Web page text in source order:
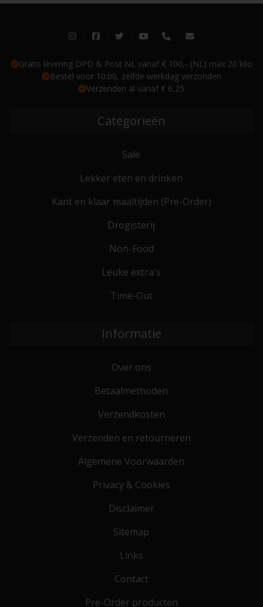
Gratis levering DPD & Post NL vanaf € 100,- (NL) max 20 kilo
Bestel voor 10:00, zelfde werkdag verzonden
Verzenden al vanaf € 6,25
Categorieën
Sale
Lekker eten en drinken
Kant en klaar maaltijden (Pre-Order)
Drogisterij
Non-Food
Leuke extra's
Time-Out
Informatie
Over ons
Betaalmethoden
Verzendkosten
Verzenden en retourneren
Algemene Voorwaarden
Privacy & Cookies
Disclaimer
Sitemap
Links
Contact
Pre-Order producten